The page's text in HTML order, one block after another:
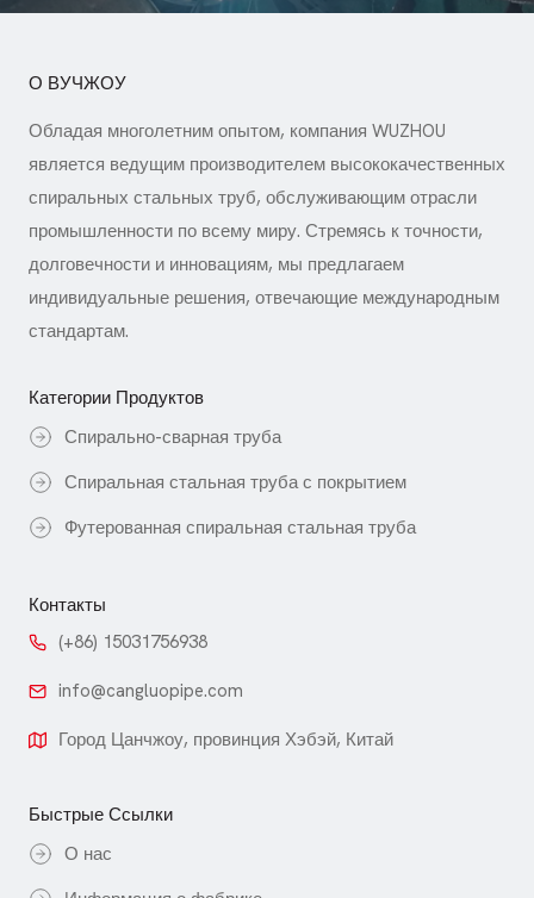
О ВУЧЖОУ
Обладая многолетним опытом, компания WUZHOU
является ведущим производителем высококачественных
спиральных стальных труб, обслуживающим отрасли
промышленности по всему миру. Стремясь к точности,
долговечности и инновациям, мы предлагаем
индивидуальные решения, отвечающие международным
стандартам.
Категории Продуктов
Спирально-сварная труба
Спиральная стальная труба с покрытием
Футерованная спиральная стальная труба
Контакты
(+86) 15031756938
info@cangluopipe.com
Город Цанчжоу, провинция Хэбэй, Китай
Быстрые Ссылки
О нас